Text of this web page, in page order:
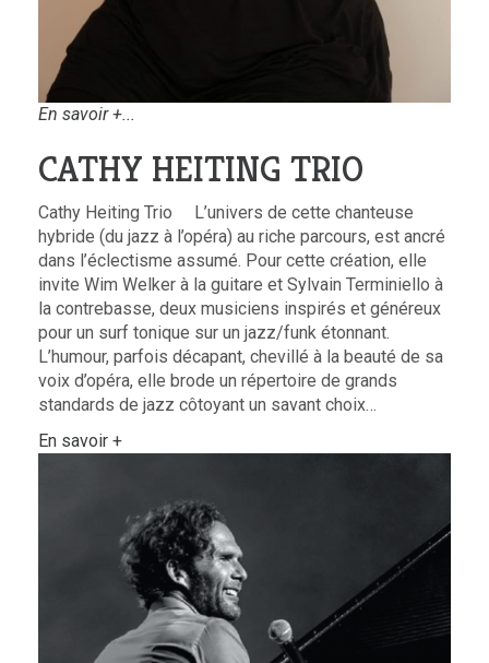
En savoir +...
CATHY HEITING TRIO
Cathy Heiting Trio L’univers de cette chanteuse
hybride (du jazz à l’opéra) au riche parcours, est ancré
dans l’éclectisme assumé. Pour cette création, elle
invite Wim Welker à la guitare et Sylvain Terminiello à
la contrebasse, deux musiciens inspirés et généreux
pour un surf tonique sur un jazz/funk étonnant.
L’humour, parfois décapant, chevillé à la beauté de sa
voix d’opéra, elle brode un répertoire de grands
standards de jazz côtoyant un savant choix…
En savoir +